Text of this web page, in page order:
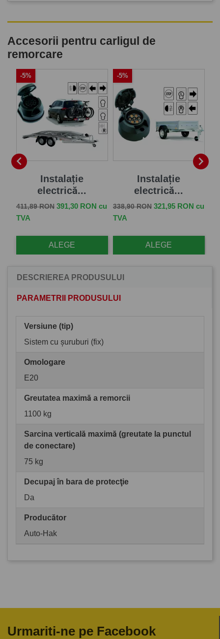
Accesorii pentru carligul de
remorcare

Instalație
electrică...
Pret de baza
411,89 RON Pret
391,30 RON cu
TVA
ALEGE
-5%
Instalație
electrică...
Pret de baza
338,90 RON Pret
321,95 RON cu
TVA
ALEGE
-5%

DESCRIEREA PRODUSULUI
PARAMETRII PRODUSULUI
Versiune (tip)
Sistem cu șuruburi (fix)
Omologare
E20
Greutatea maximă a remorcii
1100 kg
Sarcina verticală maximă (greutate la punctul
de conectare)
75 kg
Decupaj în bara de protecţie
Da
Producător
Auto-Hak
Urmariti-ne pe Facebook